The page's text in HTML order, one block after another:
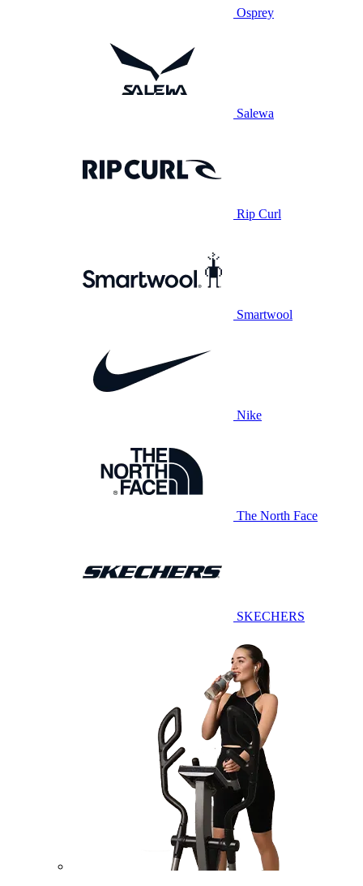
Osprey
Salewa
Rip Curl
Smartwool
Nike
The North Face
SKECHERS